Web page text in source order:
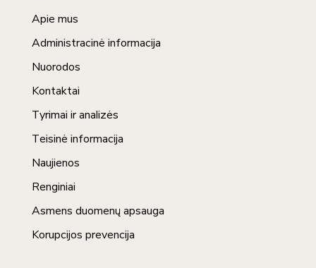
Apie mus
Administracinė informacija
Nuorodos
Kontaktai
Tyrimai ir analizės
Teisinė informacija
Naujienos
Renginiai
Asmens duomenų apsauga
Korupcijos prevencija